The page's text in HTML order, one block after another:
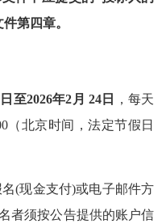
第四章。
至2026年2月 24日
，每天
（北京时间，法定节假日
(现金支付)或电子邮件方
者须按公告提供的账户信